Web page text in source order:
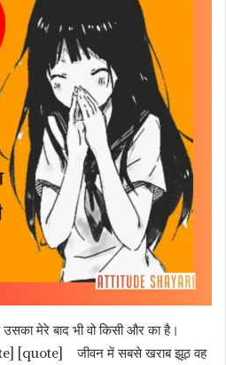
मेरे बाद भी वो किसी और का है।
जीवन में सबसे खराब झूठ वह